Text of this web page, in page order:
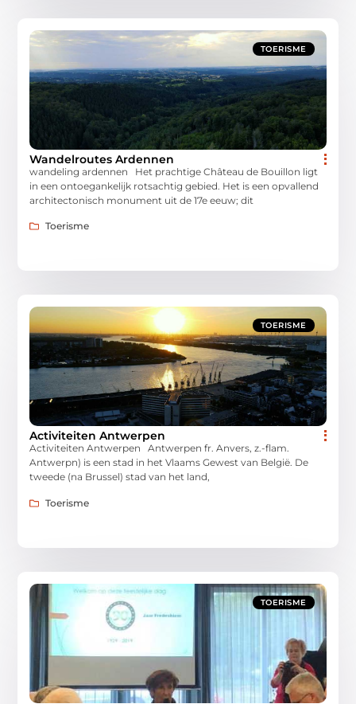
TOERISME
Wandelroutes Ardennen
wandeling ardennen Het prachtige Château de Bouillon ligt
in een ontoegankelijk rotsachtig gebied. Het is een opvallend
architectonisch monument uit de 17e eeuw; dit
Toerisme
TOERISME
Activiteiten Antwerpen
Activiteiten Antwerpen Antwerpen fr. Anvers, z.-flam.
Antwerpn) is een stad in het Vlaams Gewest van België. De
tweede (na Brussel) stad van het land,
Toerisme
TOERISME